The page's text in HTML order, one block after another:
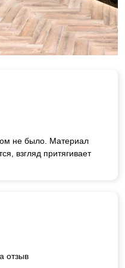
не было. Материал
взгляд притягивает
отзыв